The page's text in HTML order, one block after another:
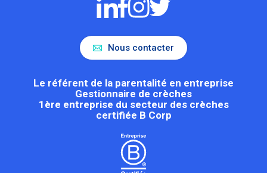
Nous contacter
Le référent de la parentalité en entreprise
Gestionnaire de crèches
1ère entreprise du secteur des crèches
certifiée B Corp